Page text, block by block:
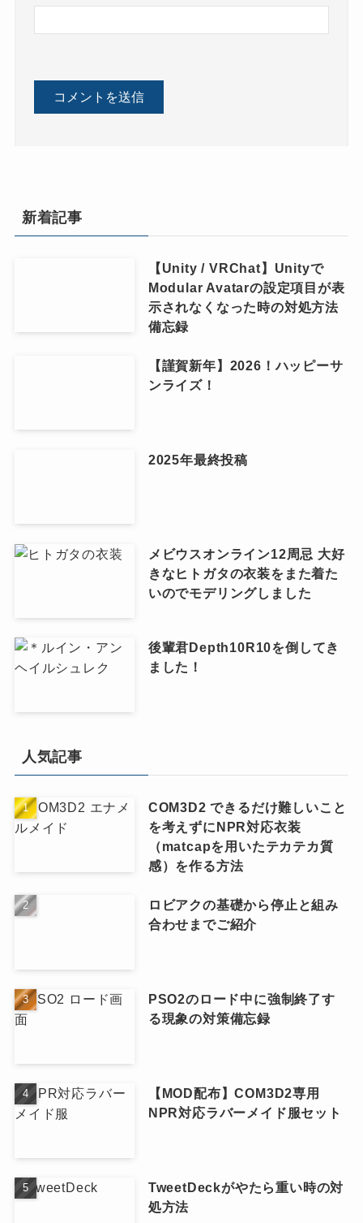
新着記事
【Unity / VRChat】Unityで
Modular Avatarの設定項目が表
示されなくなった時の対処方法
備忘録
【謹賀新年】2026！ハッピーサ
ンライズ！
2025年最終投稿
メビウスオンライン12周忌 大好
きなヒトガタの衣装をまた着た
いのでモデリングしました
後輩君Depth10R10を倒してき
ました！
人気記事
COM3D2 できるだけ難しいこと
を考えずにNPR対応衣装
（matcapを用いたテカテカ質
感）を作る方法
ロビアクの基礎から停止と組み
合わせまでご紹介
PSO2のロード中に強制終了す
る現象の対策備忘録
【MOD配布】COM3D2専用
NPR対応ラバーメイド服セット
TweetDeckがやたら重い時の対
処方法